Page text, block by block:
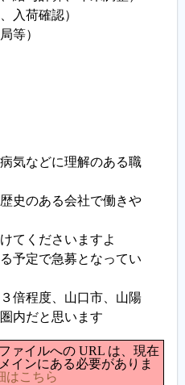
入荷確認）
等）
気などに理解のある職
史のある会社で働きや
てくださいますよ
予定で急募となってい
倍程度、山口市、山陽
内だと思います
ァイルへの URL は、現在
インにある必要がありま
はこちら